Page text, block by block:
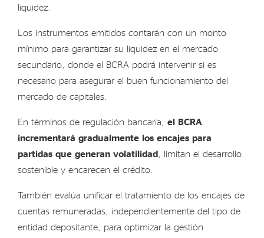
liquidez.
Los instrumentos emitidos contarán con un monto
mínimo para garantizar su liquidez en el mercado
secundario, donde el BCRA podrá intervenir si es
necesario para asegurar el buen funcionamiento del
mercado de capitales.
En términos de regulación bancaria, el BCRA
incrementará gradualmente los encajes para
partidas que generan volatilidad , limitan el desarrollo
sostenible y encarecen el crédito.
También evalúa unificar el tratamiento de los encajes de
cuentas remuneradas, independientemente del tipo de
entidad depositante, para optimizar la gestión